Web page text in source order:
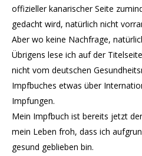
offizieller kanarischer Seite
gedacht wird, natürlich nicht
Aber wo keine Nachfrage,
Übrigens lese ich auf der
nicht vom deutschen
Impfbuches etwas über
Impfungen.
Mein Impfbuch ist bereits jetzt
mein Leben froh, dass ich
gesund geblieben bin.